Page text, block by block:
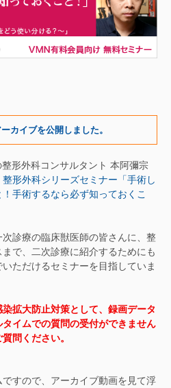
カイブを公開しました。
形外科コンサルタント 本阿彌宗
整形外科シリーズセミナー「手術し
手術するなら必ず知っておくこ
診療の臨床獣医師の皆さんに、整
で、二次診療に紹介するためにも
ただけるセミナーを目指していま
拡大防止対策として、録画データ
イムでの質問の受付ができません
問ください。
すので、アーカイブ動画を見て浮